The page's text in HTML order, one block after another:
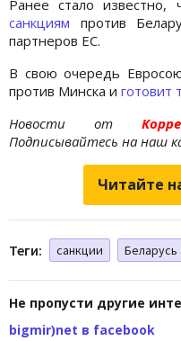
Ранее стало известно,
санкциям против
партнеров ЕС.
В свою очередь
против Минска и готовит
Новости от
Подписывайтесь на наш
Читайте
Теги: санкции Беларусь
Не пропусти другие
bigmir)net в facebook